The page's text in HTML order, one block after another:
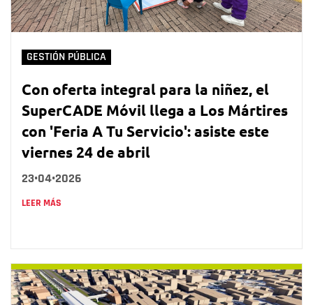
GESTIÓN PÚBLICA
Con oferta integral para la niñez, el
SuperCADE Móvil llega a Los Mártires
con 'Feria A Tu Servicio': asiste este
viernes 24 de abril
23•04•2026
LEER MÁS